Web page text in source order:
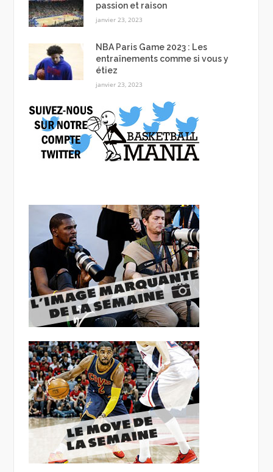
passion et raison
janvier 23, 2023
NBA Paris Game 2023 : Les
entraînements comme si vous y
étiez
janvier 23, 2023